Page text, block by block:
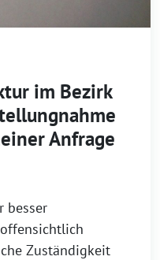
im Bezirk
Anfrage
besser
Zuständigkeit